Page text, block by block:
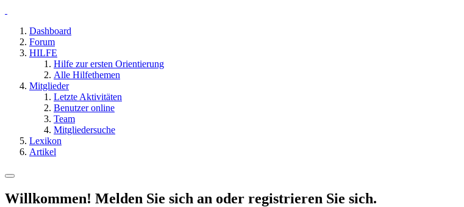
Dashboard
Forum
HILFE
Hilfe zur ersten Orientierung
Alle Hilfethemen
Mitglieder
Letzte Aktivitäten
Benutzer online
Team
Mitgliedersuche
Lexikon
Artikel
Willkommen! Melden Sie sich an oder registrieren Sie sich.